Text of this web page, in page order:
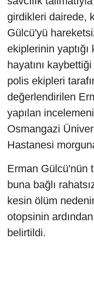
girdikleri dairede,
Gülcü'yü
ekiplerinin
hayatını
polis ekipleri
değerlendirilen
yapılan
Osmangazi
Hastanesi
Erman Gülcü'nün
buna bağlı
kesin ölüm
otopsinin
belirtildi.